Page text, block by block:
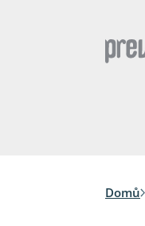
Domů